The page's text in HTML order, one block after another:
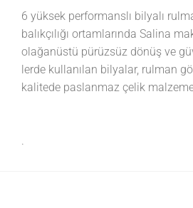
6 yüksek performanslı bilyalı
balıkçılığı ortamlarında Salina
olağanüstü pürüzsüz dönüş ve
lerde kullanılan bilyalar, rulman
kalitede paslanmaz çelik